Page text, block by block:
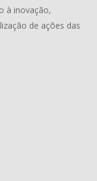
à inovação,
de ações das